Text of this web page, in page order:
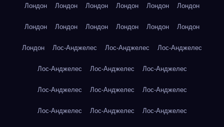
Лондон Лондон Лондон Лондон Лондон Лондон
Лондон Лондон Лондон Лондон Лондон Лондон
Лондон Лос-Анджелес Лос-Анджелес Лос-Анджелес
Лос-Анджелес Лос-Анджелес Лос-Анджелес
Лос-Анджелес Лос-Анджелес Лос-Анджелес
Лос-Анджелес Лос-Анджелес Лос-Анджелес